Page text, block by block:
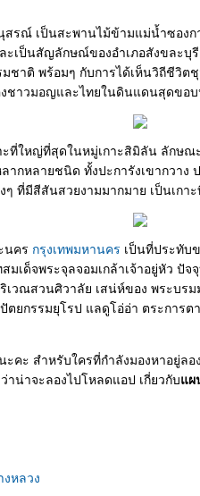
รณ์​ เป็นสะพานไม้ข้ามแม่น้ำซอง
ะเป็นสัญลักษณ์ของอำเภอสังขละ
ชาติ พร้อมๆ กับการได้เห็นวิถีชีวิ
ชาวมอญและไทยในดินแดนสุดขอบ
ะที่ใหญ่ที่สุดในหมู่เกาะสิมิลัน ลักษ
ากหลายชนิด ทั้งปะการังเขากวา
ที่มีสีสันสวยงามมากมาย เป็นเก
นคร กรุงเทพมหานคร เป็นที่ประทับ
เด็จพระจุลจอมเกล้าเจ้าอยู่หัว ปั
วณสวนศิวาลัย เสน่ห์ของ พระบร
ยกรรมยุโรป แลดูโอ่อ่า ตระการ
คะ สำหรับใครที่กำลังมองหาอยู่
น่าจะลองไปโหลดแอป เกี่ยวกับผน
หลวง